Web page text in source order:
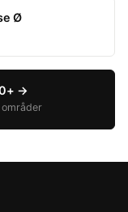
Ø
→
områder